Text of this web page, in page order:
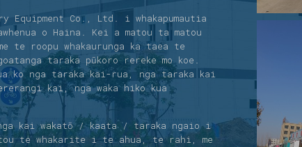
Equipment Co., Ltd. i whakapumautia
o Haina. Kei a matou ta matou
te roopu whakaurunga ka taea te
taraka pūkoro rereke mo koe.
ko nga taraka kai-rua, nga taraka kai
kai, nga waka hiko kua
kai wakatō / kaata / taraka ngaio i
te whakarite i te ahua, te rahi, me